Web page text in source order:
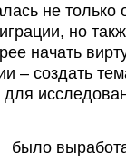
не только
но
начать
– создать
для
было